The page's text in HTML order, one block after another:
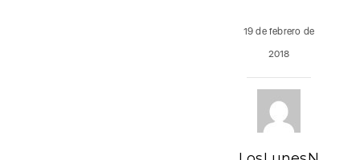
19 de febrero de
2018